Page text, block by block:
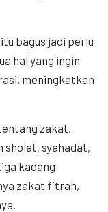
bagus jadi perlu
hal yang ingin
meningkatkan
zakat,
sholat, syahadat,
kadang
zakat fitrah,